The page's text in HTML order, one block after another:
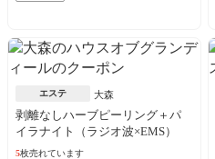
エステ 大森
剥離なしハーブピーリング＋パ
イラナイト（ラジオ波×EMS）
5枚売れています